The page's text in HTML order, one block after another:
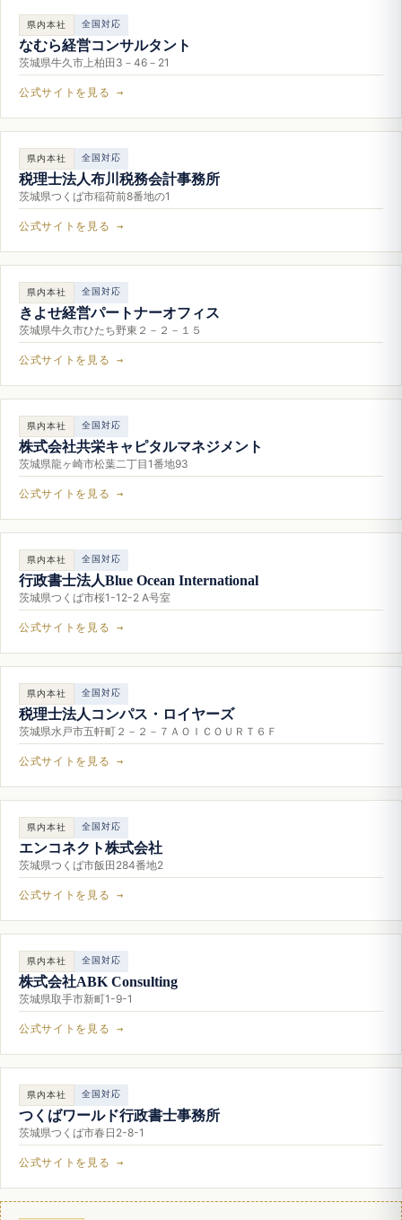
県内本社 全国対応
なむら経営コンサルタント
茨城県牛久市上柏田3－46－21
公式サイトを見る →
県内本社 全国対応
税理士法人布川税務会計事務所
茨城県つくば市稲荷前8番地の1
公式サイトを見る →
県内本社 全国対応
きよせ経営パートナーオフィス
茨城県牛久市ひたち野東２－２－１５
公式サイトを見る →
県内本社 全国対応
株式会社共栄キャピタルマネジメント
茨城県龍ヶ崎市松葉二丁目1番地93
公式サイトを見る →
県内本社 全国対応
行政書士法人Blue Ocean International
茨城県つくば市桜1-12-2 A号室
公式サイトを見る →
県内本社 全国対応
税理士法人コンパス・ロイヤーズ
茨城県水戸市五軒町２－２－７ＡＯＩＣＯＵＲＴ６Ｆ
公式サイトを見る →
県内本社 全国対応
エンコネクト株式会社
茨城県つくば市飯田284番地2
公式サイトを見る →
県内本社 全国対応
株式会社ABK Consulting
茨城県取手市新町1-9-1
公式サイトを見る →
県内本社 全国対応
つくばワールド行政書士事務所
茨城県つくば市春日2-8-1
公式サイトを見る →